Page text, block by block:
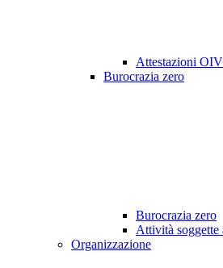
Attestazioni
Burocrazia zero
Burocrazia zero
Attività soggette
Organizzazione